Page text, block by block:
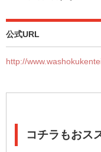
公式URL
http://
コチラもおス